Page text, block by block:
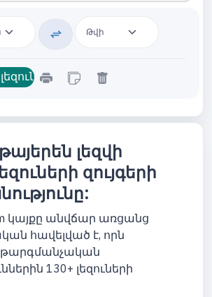
լեզվի
զույգերի
կայքը անվճար առցանց
հավելված է, որն
թարգմանչական
130+ լեզուների